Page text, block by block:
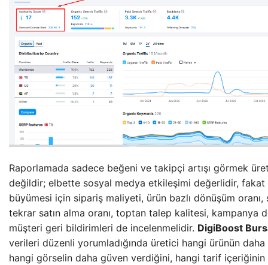
Raporlamada sadece beğeni ve takipçi artışı görmek
değildir; elbette sosyal medya etkileşimi değerlidir,
büyümesi için sipariş maliyeti, ürün bazlı dönüşüm oranı,
tekrar satın alma oranı, toptan talep kalitesi, kampanya
müşteri geri bildirimleri de incelenmelidir. DigiBoost
verileri düzenli yorumladığında üretici hangi ürünün
hangi görselin daha güven verdiğini, hangi tarif içeriğinin